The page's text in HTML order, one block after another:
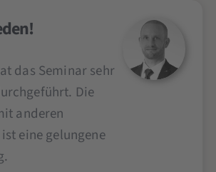
das Seminar sehr
Die
anderen
eine gelungene